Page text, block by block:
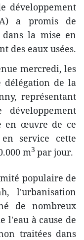
développement
a promis de
la mise en
des eaux usées.
mercredi, les
délégation de la
représentant
en œuvre de ce
service cette
m3 par jour.
populaire de
l'urbanisation
de nombreux
l'eau à cause de
traitées dans